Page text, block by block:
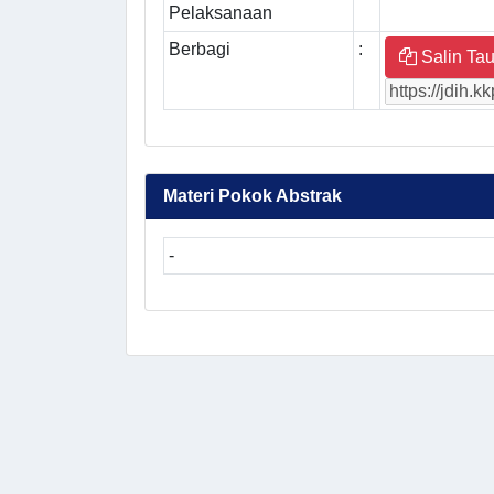
Pelaksanaan
Berbagi
: Salin
Materi Pokok Abstrak
-